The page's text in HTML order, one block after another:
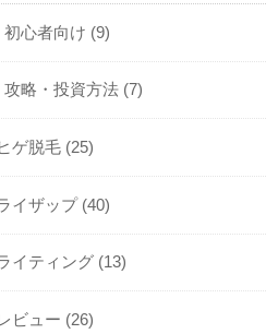
初心者向け (9)
攻略・投資方法 (7)
ヒゲ脱毛 (25)
イザップ (40)
イティング (13)
ビュー (26)